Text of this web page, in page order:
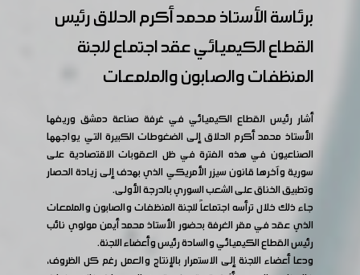
برئاسة الأستاذ محمد أكرم الحلاق رئيس
القطاع الكيميائي عقد اجتماع للجنة
المنظفات والصابون والملمعات
أشار رئيس القطاع الكيميائي في غرفة صناعة دمشق وريفها
الأستاذ محمد أكرم الحلاق إلى الضغوطات الكبيرة التي يواجهها
الصناعيون في هذه الفترة في ظل العقوبات الاقتصادية على
سورية وآخرها قانون سيزر الأمريكي الذي بهدف إلى زيادة الحصار
وتطبيق الخناق على الشعب السوري بالدرجة الأولى.
جاء ذلك خلال ترأسه اجتماعاً للجنة المنظفات والصابون والملمعات
الذي عقد في مقر الغرفة بحضور الأستاذ محمد أيمن مولوي نائب
رئيس القطاع الكيميائي والسادة رئيس وأعضاء اللجنة.
ودعا أعضاء اللجنة إلى الاستمرار بالإنتاج والعمل رغم كل الظروف،